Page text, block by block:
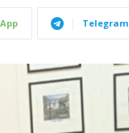
Telegram